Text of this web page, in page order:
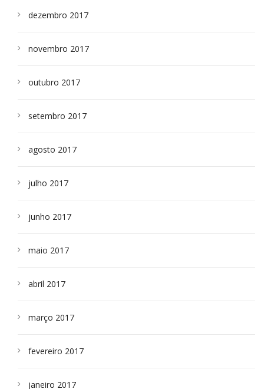
dezembro 2017
novembro 2017
outubro 2017
setembro 2017
agosto 2017
julho 2017
junho 2017
maio 2017
abril 2017
março 2017
fevereiro 2017
janeiro 2017